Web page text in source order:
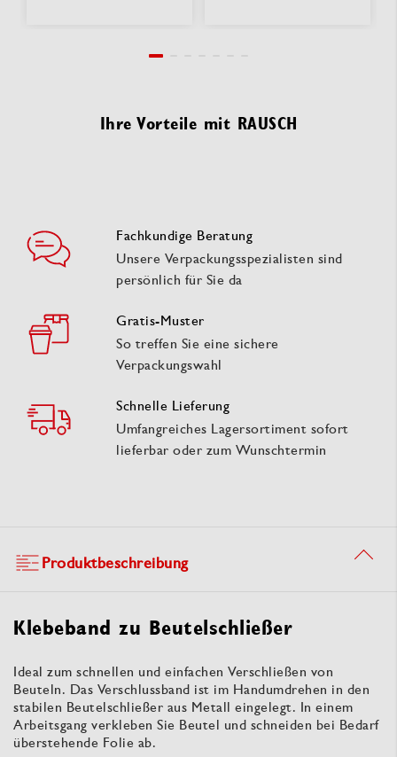
Ihre Vorteile mit RAUSCH
Fachkundige Beratung
Unsere Verpackungsspezialisten sind
persönlich für Sie da
Gratis-Muster
So treffen Sie eine sichere
Verpackungswahl
Schnelle Lieferung
Umfangreiches Lagersortiment sofort
lieferbar oder zum Wunschtermin
Produktbeschreibung
Klebeband zu Beutelschließer
Ideal zum schnellen und einfachen Verschließen von
Beuteln. Das Verschlussband ist im Handumdrehen in den
stabilen Beutelschließer aus Metall eingelegt. In einem
Arbeitsgang verkleben Sie Beutel und schneiden bei Bedarf
überstehende Folie ab.